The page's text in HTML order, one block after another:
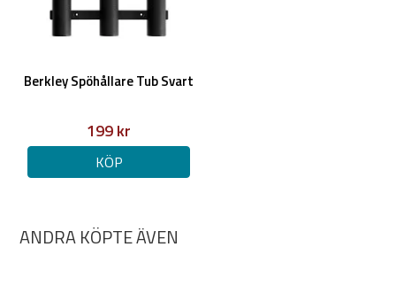
Berkley Spöhållare Tub Svart
199 kr
KÖP
ANDRA KÖPTE ÄVEN